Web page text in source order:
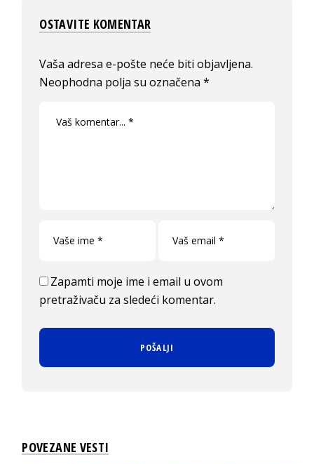
OSTAVITE KOMENTAR
Vaša adresa e-pošte neće biti objavljena.
Neophodna polja su označena*
Zapamti moje ime i email u ovom
pretraživaču za sledeći komentar.
POVEZANE VESTI